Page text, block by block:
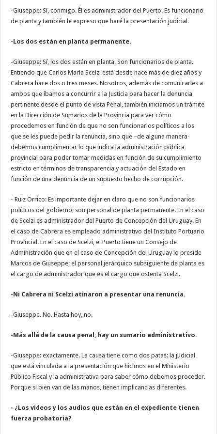
-Giuseppe: Sí, conmigo. Él es administrador del Puerto. Es funcionario
de planta y también le expreso que haré la presentación judicial.
-Los dos están en planta permanente.
-Giuseppe: Sí, los dos están en planta. Son funcionarios de planta.
Entiendo que Carlos María Scelzi está desde hace más de diez años y
Cabrera hace dos o tres meses. Nosotros, además de comunicarles a
ambos que íbamos a concurrir a la Justicia para hacer la denuncia
pertinente desde el punto de vista Penal, también iniciamos un trámite
en la Dirección de Sumarios de la Provincia para ver cómo
procedemos en función de que no son funcionarios políticos a los
que se les puede pedir la renuncia, sino que –de alguna manera-
debemos cumplimentar lo que indica la administración pública
provincial para poder tomar medidas en función de su cumplimiento
estricto en términos de transparencia y actuación del Estado en
función de una denuncia de un supuesto hecho de corrupción.
- Ruiz Orrico: Es importante dejar en claro que no son funcionarios
políticos del gobierno; son personal de planta permanente. En el caso
de Scelzi es administrador del Puerto de Concepción del Uruguay. En
el caso de Cabrera es empleado administrativo del Instituto Portuario
Provincial. En el caso de Scelzi, el Puerto tiene un Consejo de
Administración que en el caso de Concepción del Uruguay lo preside
Marcos de Giuseppe; el personal jerárquico subsiguiente de planta es
el cargo de administrador que es el cargo que ostenta Scelzi.
-Ni Cabrera ni Scelzi atinaron a presentar una renuncia.
-Giuseppe. No. Hasta hoy, no.
-Más allá de la causa penal, hay un sumario administrativo.
-Giuseppe: exactamente. La causa tiene como dos patas: la judicial
que está vinculada a la presentación que hicimos en el Ministerio
Público Fiscal y la administrativa para saber cómo debemos proceder.
Porque si bien van de las manos, tienen implicancias diferentes.
- ¿Los videos y los audios que están en el expediente tienen
fuerza probatoria?